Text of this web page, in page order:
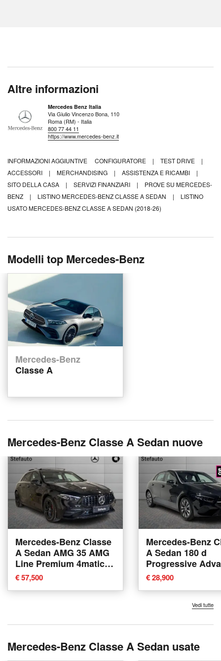
Altre informazioni
Mercedes Benz Italia
Via Giulio Vincenzo Bona, 110
Roma (RM) - Italia
800 77 44 11
https://www.mercedes-benz.it
INFORMAZIONI AGGIUNTIVE CONFIGURATORE | TEST DRIVE
|
ACCESSORI
| MERCHANDISING | ASSISTENZA E RICAMBI
|
SITO DELLA CASA
| SERVIZI FINANZIARI |
PROVE SU MERCEDES-
BENZ
| LISTINO MERCEDES-BENZ CLASSE A SEDAN |
LISTINO
USATO MERCEDES-BENZ CLASSE A SEDAN (2018-26)
Modelli top Mercedes-Benz
Mercedes-Benz
Classe A
Mercedes-Benz Classe A Sedan nuove
Mercedes-Benz Classe
A Sedan AMG 35 AMG
Line Premium 4matic
auto nuova a Bologna
€ 57,500
Mercedes-Benz
A Sedan 180 d
Progressive
Plus auto nuova
Bologna
€ 28,900
Vedi tutte
Mercedes-Benz Classe A Sedan usate